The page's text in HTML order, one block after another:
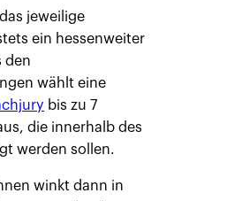
jeweilige
ein hessenweiter
den
wählt eine
bis zu 7
die innerhalb des
werden sollen.
winkt dann in